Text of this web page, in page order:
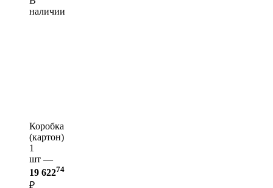
наличии
Коробка
(картон)
1
шт —
19 62274
₽